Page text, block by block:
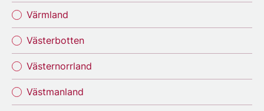
Värmland
Västerbotten
Västernorrland
Västmanland